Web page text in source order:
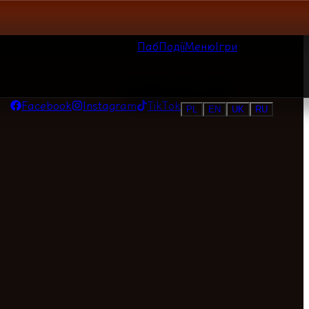
Facebook Instagram TikTok PL EN UK RU
ПабПодіїМенюІгри